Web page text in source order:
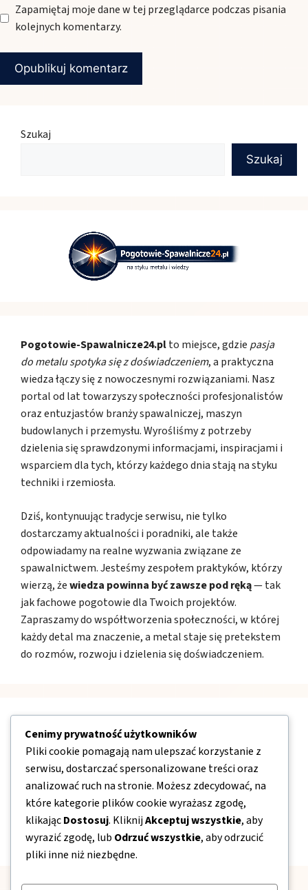
Zapamiętaj moje dane w tej przeglądarce podczas pisania
kolejnych komentarzy.
Szukaj
Szukaj
Pogotowie-Spawalnicze24.plto miejsce, gdzie pasja
do metalu spotyka się z doświadczeniem, a praktyczna
wiedza łączy się z nowoczesnymi rozwiązaniami. Nasz
portal od lat towarzyszy społeczności profesjonalistów
oraz entuzjastów branży spawalniczej, maszyn
budowlanych i przemysłu. Wyrośliśmy z potrzeby
dzielenia się sprawdzonymi informacjami, inspiracjami i
wsparciem dla tych, którzy każdego dnia stają na styku
techniki i rzemiosła.
Dziś, kontynuując tradycje serwisu, nie tylko
dostarczamy aktualności i poradniki, ale także
odpowiadamy na realne wyzwania związane ze
spawalnictwem. Jesteśmy zespołem praktyków, którzy
wierzą, żewiedza powinna być zawsze pod ręką— tak
jak fachowe pogotowie dla Twoich projektów.
Zapraszamy do współtworzenia społeczności, w której
każdy detal ma znaczenie, a metal staje się pretekstem
do rozmów, rozwoju i dzielenia się doświadczeniem.
Nawigacja
O nas
Kontakt
Mapa strony
Polityka prywatności
Cenimy prywatność użytkowników
Pliki cookie pomagają nam ulepszać korzystanie z
serwisu, dostarczać spersonalizowane treści oraz
analizować ruch na stronie. Możesz zdecydować, na
które kategorie plików cookie wyrażasz zgodę,
klikającDostosuj. KliknijAkceptuj wszystkie, aby
wyrazić zgodę, lub Odrzuć wszystkie, aby odrzucić
pliki inne niż niezbędne.